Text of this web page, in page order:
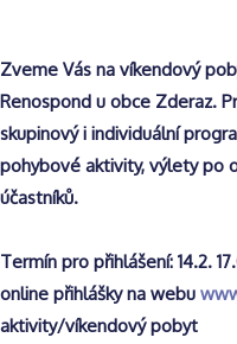
Zveme Vás na víkendový
Renospond u obce Zderaz.
skupinový i individuální
pohybové aktivity, výlety po
účastníků.
Termín pro přihlášení: 14.2.
online přihlášky na webu
aktivity/víkendový pobyt